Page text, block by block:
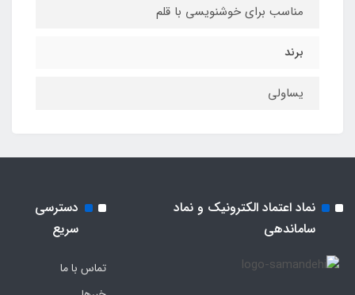
مناسب برای خوشنویسی با قلم
برند
یساولی
نماد اعتماد الکترونیک و نماد
ساماندهی
دسترسی
سریع
تماس با ما